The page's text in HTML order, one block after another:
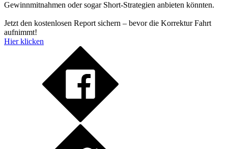
Gewinnmitnahmen oder sogar Short-Strategien anbieten könnten.
Jetzt den kostenlosen Report sichern – bevor die Korrektur Fahrt
aufnimmt!
Hier klicken